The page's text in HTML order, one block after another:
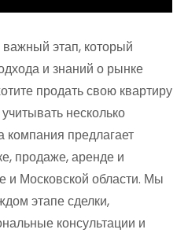
этап, который
и знаний о рынке
продать свою квартиру
несколько
предлагает
продаже, аренде и
и Московской области. Мы
этапе сделки,
консультации и